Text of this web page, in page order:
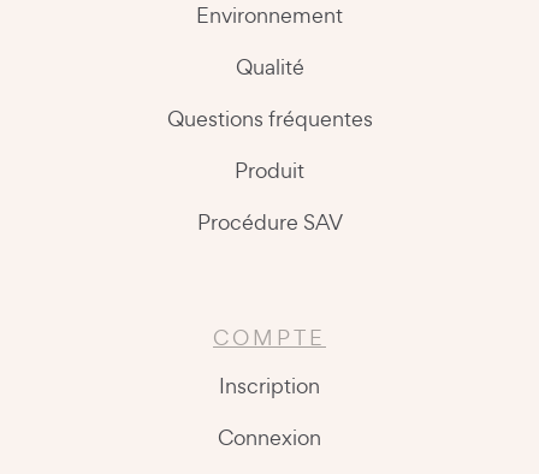
Environnement
Qualité
Questions fréquentes
Produit
Procédure SAV
COMPTE
Inscription
Connexion